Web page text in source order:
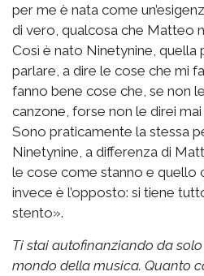
per me è nata come
di vero, qualcosa che Matteo
Così è nato Ninetynine, quella
parlare, a dire le cose che mi
fanno bene cose che, se non
canzone, forse non le direi
Sono praticamente la stessa
Ninetynine, a differenza di
le cose come stanno e quello
invece è l’opposto: si tiene
stento».
Ti stai autofinanziando da
mondo della musica. Quanto